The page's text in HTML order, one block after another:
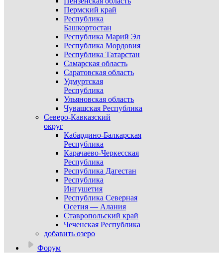
Пермский край
Республика
Башкортостан
Республика Марий Эл
Республика Мордовия
Республика Татарстан
Самарская область
Саратовская область
Удмуртская
Республика
Ульяновская область
Чувашская Республика
Северо-Кавказский
округ
Кабардино-Балкарская
Республика
Карачаево-Черкесская
Республика
Республика Дагестан
Республика
Ингушетия
Республика Северная
Осетия — Алания
Ставропольский край
Чеченская Республика
добавить озеро
Форум